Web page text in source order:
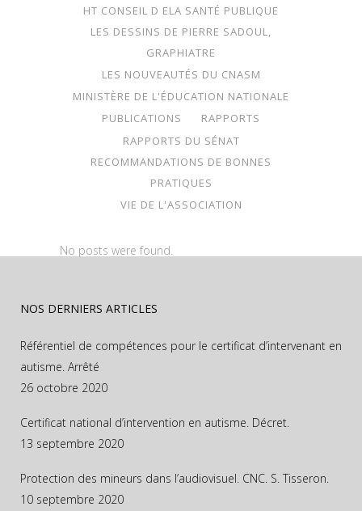
HT CONSEIL D ELA SANTÉ PUBLIQUE
LES DESSINS DE PIERRE SADOUL,
GRAPHIATRE
LES NOUVEAUTÉS DU CNASM
MINISTÈRE DE L'ÉDUCATION NATIONALE
PUBLICATIONS
RAPPORTS
RAPPORTS DU SÉNAT
RECOMMANDATIONS DE BONNES
PRATIQUES
VIE DE L'ASSOCIATION
No posts were found.
NOS DERNIERS ARTICLES
Référentiel de compétences pour le certificat d’intervenant en
autisme. Arrêté
26 octobre 2020
Certificat national d’intervention en autisme. Décret.
13 septembre 2020
Protection des mineurs dans l’audiovisuel. CNC. S. Tisseron.
10 septembre 2020